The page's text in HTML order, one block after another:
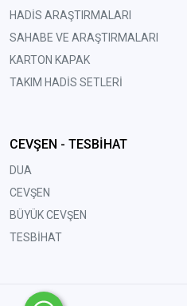
HADİS ARAŞTIRMALARI
SAHABE VE ARAŞTIRMALARI
KARTON KAPAK
TAKIM HADİS SETLERİ
CEVŞEN - TESBİHAT
DUA
CEVŞEN
BÜYÜK CEVŞEN
TESBİHAT